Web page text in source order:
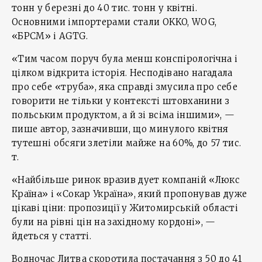
тонн у березні до 40 тис. тонн у квітні.
Основними імпортерами стали OKKO, WOG,
«БРСМ» і AGTG.
«Тим часом поруч була менш конспірологічна і
цілком відкрита історія. Несподівано нагадала
про себе «труба», яка справді змусила про себе
говорити не тільки у контексті штовханини з
польським продуктом, а й зі всіма іншими», —
пише автор, зазначивши, що минулого квітня
тутешні обсяги злетіли майже на 60%, до 57 тис.
т.
«Найбільше ринок вразив дует компаній «Люкс
Країна» і «Сокар Україна», який пропонував дуже
цікаві ціни: пропозиції у Житомирській області
були на рівні цін на західному кордоні», —
йдеться у статті.
Водночас Литва скоротила постачання з 50 до 41